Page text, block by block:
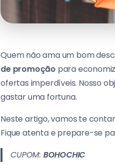
Quem não ama um bom
de promoção para
ofertas imperdíveis. Nosso
gastar uma fortuna.
Neste artigo, vamos te
Fique atenta e prepare-se
CUPOM: BOHOCHIC